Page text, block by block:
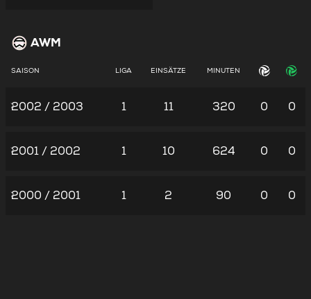
AWM
SAISON LIGA EINSÄTZE MINUTEN
2002 / 2003 1 11 320 0 0
2001 / 2002 1 10 624 0 0
2000 / 2001 1 2 90 0 0